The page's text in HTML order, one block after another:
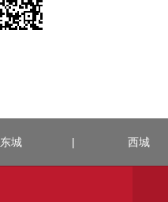
东城 | 西城